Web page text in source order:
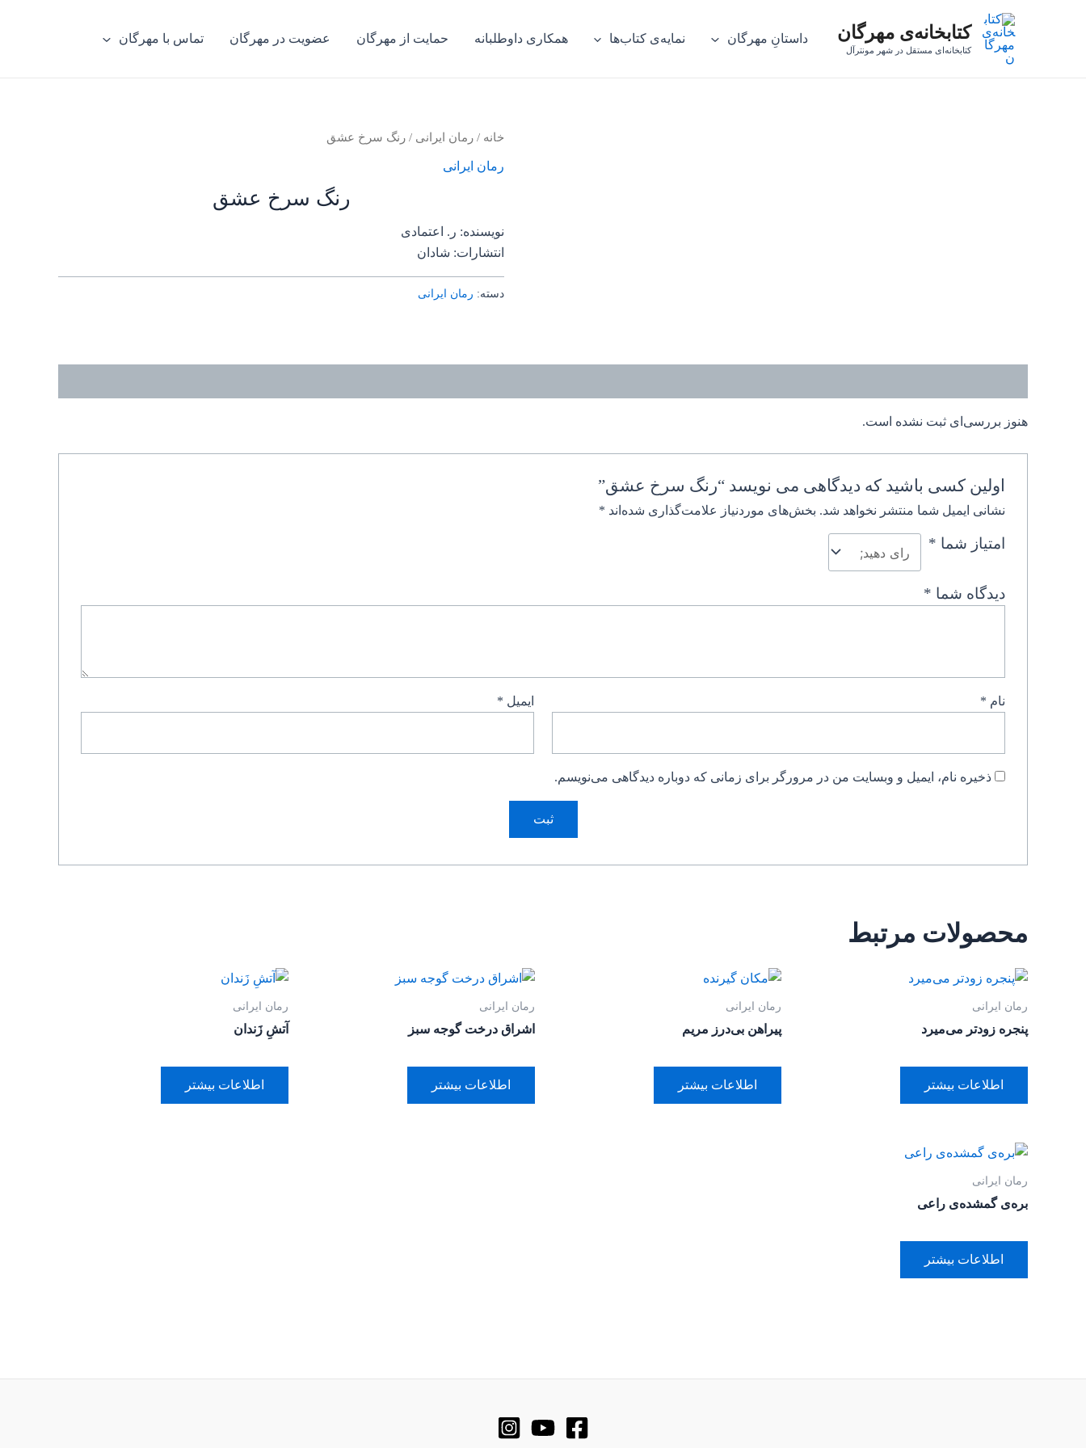
کتابخانه‌ی مهرگان
کتابخانه‌ای مستقل در شهر مونترآل
داستانِ مهرگان نمایه‌ی کتاب‌ها همکاری داوطلبانه حمایت از مهرگان عضویت در مهرگان تماس با مهرگان
خانه / رمان ایرانی / رنگ سرخ عشق
رمان ایرانی
رنگ سرخ عشق
نویسنده: ر. اعتمادی
انتشارات: شادان
دسته: رمان ایرانی
هنوز بررسی‌ای ثبت نشده است.
اولین کسی باشید که دیدگاهی می نویسد “رنگ سرخ عشق”
نشانی ایمیل شما منتشر نخواهد شد. بخش‌های موردنیاز علامت‌گذاری شده‌اند *
امتیاز شما *
دیدگاه شما *
نام * ایمیل *
ذخیره نام، ایمیل و وبسایت من در مرورگر برای زمانی که دوباره دیدگاهی می‌نویسم.
محصولات مرتبط
رمان ایرانی
پنجره زودتر می‌میرد
اطلاعات بیشتر
رمان ایرانی
پیراهن بی‌درز مریم
اطلاعات بیشتر
رمان ایرانی
اشراق درخت گوجه سبز
اطلاعات بیشتر
رمان ایرانی
آتشِ زَندان
اطلاعات بیشتر
رمان ایرانی
بره‌ی گمشده‌‌ی راعی
اطلاعات بیشتر